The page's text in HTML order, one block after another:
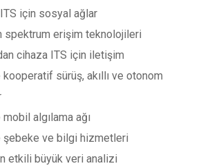
ITS için sosyal ağlar
spektrum erişim teknolojileri
cihaza ITS için iletişim
kooperatif sürüş, akıllı ve otonom
mobil algılama ağı
şebeke ve bilgi hizmetleri
etkili büyük veri analizi